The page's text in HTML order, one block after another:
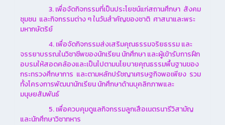
3. เพื่อจัดกิจกรรมที่เป็นประโยชน์แก่สถานศึกษา สังคม
ชุมชน และกิจกรรมต่าง ๆ ในวันสำคัญของชาติ ศาสนาและพระ
มหากษัตริย์
4. เพื่อจัดกิจกรรมส่งเสริมคุณธรรมจริยธรรม และ
จรรยาบรรณในวิชาชีพของนักเรียน นักศึกษา และผู้เข้ารับการฝึก
อบรมให้สอดคล้องและเป็นไปตามนโยบายคุณธรรมพื้นฐานของ
กระทรวงศึกษาการ และตามหลักปรัชญาเศรษฐกิจพอเพียง รวม
ทั้งโครงการพัฒนานักเรียน นักศึกษาด้านบุคลิกภาพและ
มนุษยสัมพันธ์
5. เพื่อควบคุมดูแลกิจกรรมลูกเสือเนตรนารีวิสามัญ
และนักศึกษาวิชาทหาร